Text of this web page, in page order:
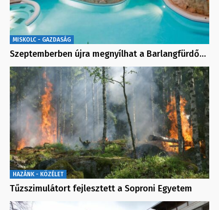
MISKOLC - GAZDASÁG
Szeptemberben újra megnyílhat a Barlangfürdő…
HAZÁNK - KÖZÉLET
Tűzszimulátort fejlesztett a Soproni Egyetem